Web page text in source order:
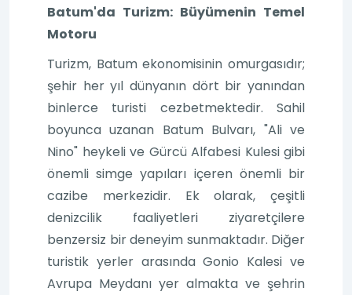
Batum'da Turizm: Büyümenin Temel
Motoru
Turizm, Batum ekonomisinin omurgasıdır;
şehir her yıl dünyanın dört bir yanından
binlerce turisti cezbetmektedir. Sahil
boyunca uzanan Batum Bulvarı, "Ali ve
Nino" heykeli ve Gürcü Alfabesi Kulesi gibi
önemli simge yapıları içeren önemli bir
cazibe merkezidir. Ek olarak, çeşitli
denizcilik faaliyetleri ziyaretçilere
benzersiz bir deneyim sunmaktadır. Diğer
turistik yerler arasında Gonio Kalesi ve
Avrupa Meydanı yer almakta ve şehrin